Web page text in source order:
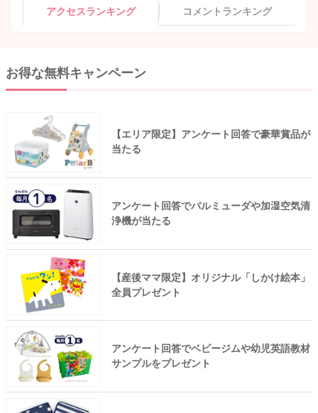
アクセスランキング コメントランキング
お得な無料キャンペーン
【エリア限定】アンケート回答で豪華賞品が
当たる
アンケート回答でバルミューダや加湿空気清
浄機が当たる
【産後ママ限定】オリジナル「しかけ絵本」
全員プレゼント
アンケート回答でベビージムや幼児英語教材
サンプルをプレゼント